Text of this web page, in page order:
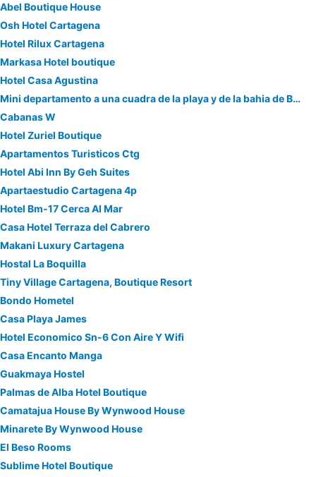
Abel Boutique House
Osh Hotel Cartagena
Hotel Rilux Cartagena
Markasa Hotel boutique
Hotel Casa Agustina
Mini departamento a una cuadra de la playa y de la bahia de Bocagrande
Cabanas W
Hotel Zuriel Boutique
Apartamentos Turisticos Ctg
Hotel Abi Inn By Geh Suites
Apartaestudio Cartagena 4p
Hotel Bm-17 Cerca Al Mar
Casa Hotel Terraza del Cabrero
Makani Luxury Cartagena
Hostal La Boquilla
Tiny Village Cartagena, Boutique Resort
Bondo Hometel
Casa Playa James
Hotel Economico Sn-6 Con Aire Y Wifi
Casa Encanto Manga
Guakmaya Hostel
Palmas de Alba Hotel Boutique
Camatajua House By Wynwood House
Minarete By Wynwood House
El Beso Rooms
Sublime Hotel Boutique